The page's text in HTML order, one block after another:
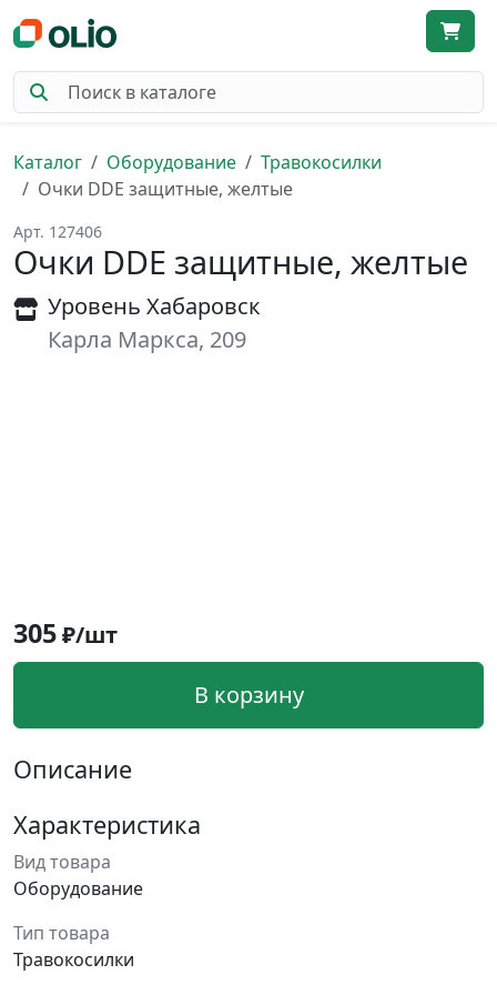
Каталог Оборудование
Травокосилки
Очки DDE защитные, желтые
Арт. 127406
Очки DDE защитные, желтые
Уровень Хабаровск
Карла Маркса, 209
305₽/шт
В корзину
Описание
Характеристика
Вид товара
Оборудование
Тип товара
Травокосилки